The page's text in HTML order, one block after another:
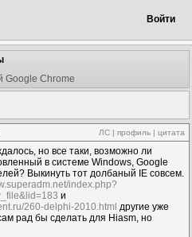
Войти
Google Chrome
ЛС | профиль | цитата
но все таки, возможно ли
в системе Windows, Google
Выкинуть тот долбаный IE совсем.
index.php?
и
260-delphi-2010.html другие уже
рад бы сделать для Hiasm, но